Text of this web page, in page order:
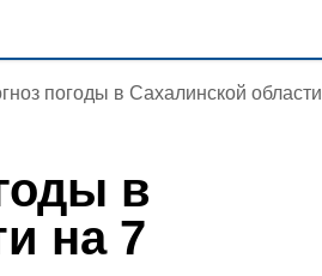
погоды в Сахалинской области
в
на 7